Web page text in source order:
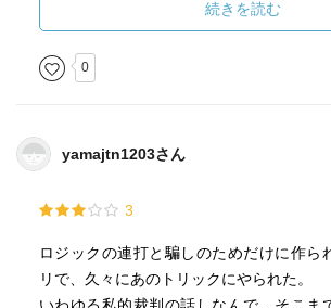
続きを読む
0
yamajtn1203さん
3
ロジックの連打と騙しのためだけに作ら
リで、久々にあのトリックにやられた。